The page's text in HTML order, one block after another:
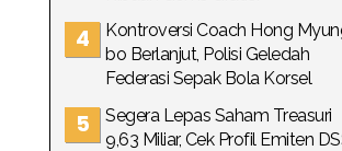
Kontroversi Coach Hong
bo Berlanjut, Polisi Geledah
Federasi Sepak Bola Korsel
Segera Lepas Saham Treasuri
9,63 Miliar, Cek Profil Emiten